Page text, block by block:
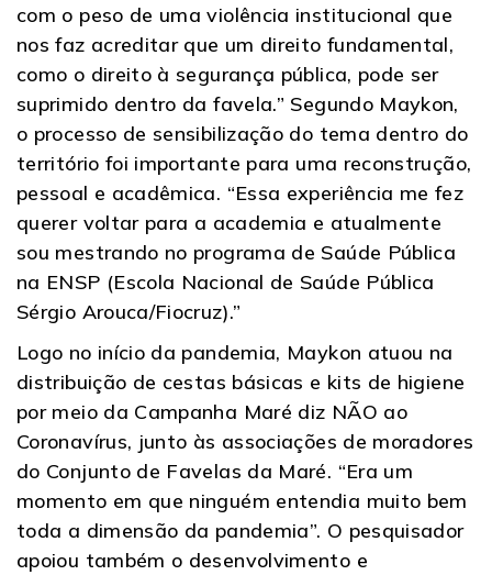
com o peso de uma violência institucional que
nos faz acreditar que um direito fundamental,
como o direito à segurança pública, pode ser
suprimido dentro da favela.” Segundo Maykon,
o processo de sensibilização do tema dentro do
território foi importante para uma reconstrução,
pessoal e acadêmica. “Essa experiência me fez
querer voltar para a academia e atualmente
sou mestrando no programa de Saúde Pública
na ENSP (Escola Nacional de Saúde Pública
Sérgio Arouca/Fiocruz).”
Logo no início da pandemia, Maykon atuou na
distribuição de cestas básicas e kits de higiene
por meio da Campanha Maré diz NÃO ao
Coronavírus, junto às associações de moradores
do Conjunto de Favelas da Maré. “Era um
momento em que ninguém entendia muito bem
toda a dimensão da pandemia”. O pesquisador
apoiou também o desenvolvimento e